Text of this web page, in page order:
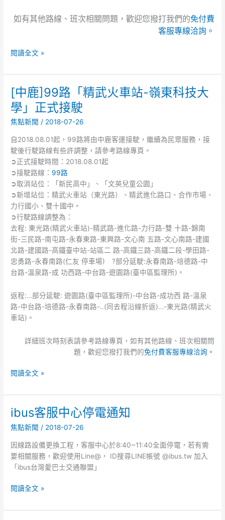
如有其他路線、班次相關問題，歡迎您撥打我們的免付費
客服專線洽詢。
官
及
技
律
師
高
考
一
試」
活
動
通
知
閱讀全文 »
[中鹿]99路「精武火車站-嶺東科技大
學」正式接駛
焦點新聞 / 2018-07-26
自2018.08.01起，99路將由中鹿客運接駛，繼續為民眾服務，接
駛後行駛路線有些許調整，請參考路線專頁。
➲正式接駛時間：2018.08.01起
➲接駛路線： 99路
➲取消站位：「新民高中」、「文英兒童公園」
➲新增站位：精武火車站（東光路）、精武進化路口、合作市場、
力行國小、雙十國中。
➲行駛路線調整為：
去程: 東光路(精武火車站)-精武路-進化路-力行路-雙 十路-錦南
街-三民路-南屯路-永春東路-東興路-文心南 五路-文心南路-建國
北路-建國路-高鐵臺中站-站區二 路-高鐵三路-高鐵二段-學田路-
忠勇路-永春南路(仁友 停車場) ?部分延駛:永春南路-培德路-中
台路-溫泉路-成 功西路-中台路-遊園路(臺中區監理所)。
返程:…部分延駛: 遊園路(臺中區監理所)-中台路-成功西 路-溫泉
路-中台路-培德路-永春南路-..(同去程沿線折返)…-東光路(精武火
車站)。
詳細班次時刻表請參考路線專頁，如有其他路線、班次相關問
題，歡迎您撥打我們的免付費客服專線洽詢。
[中
鹿]99
路
「精
武
火
車
站-
嶺
東
科
技
大
學」
正
式
接
駛
閱讀全文 »
ibus客服中心停電通知
焦點新聞 / 2018-07-26
因線路設備更換工程，客服中心於8:40~11:40全面停電，若有需
要相關服務，歡迎使用Line@， ID搜尋LINE帳號 @ibus.tw 加入
「ibus台灣愛巴士交通聯盟」
ibus
服
中
心
停
通
閱讀全文 »